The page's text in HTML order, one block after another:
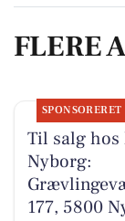
FLERE
SPONSORERET
Til salg hos
Nyborg:
177, 5800